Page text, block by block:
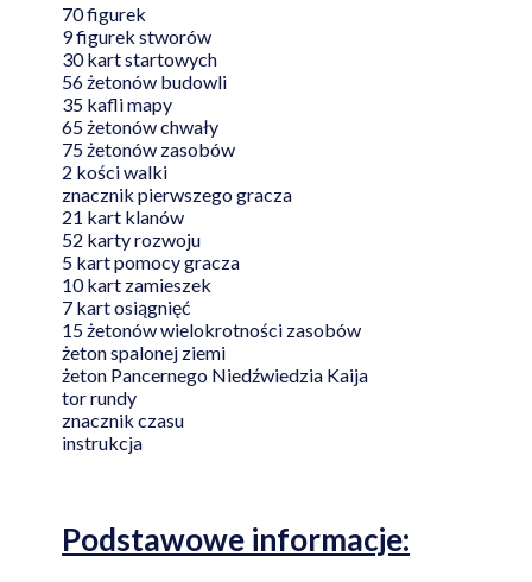
70 figurek
9 figurek stworów
30 kart startowych
56 żetonów budowli
35 kafli mapy
65 żetonów chwały
75 żetonów zasobów
2 kości walki
znacznik pierwszego gracza
21 kart klanów
52 karty rozwoju
5 kart pomocy gracza
10 kart zamieszek
7 kart osiągnięć
15 żetonów wielokrotności zasobów
żeton spalonej ziemi
żeton Pancernego Niedźwiedzia Kaija
tor rundy
znacznik czasu
instrukcja
Podstawowe informacje: